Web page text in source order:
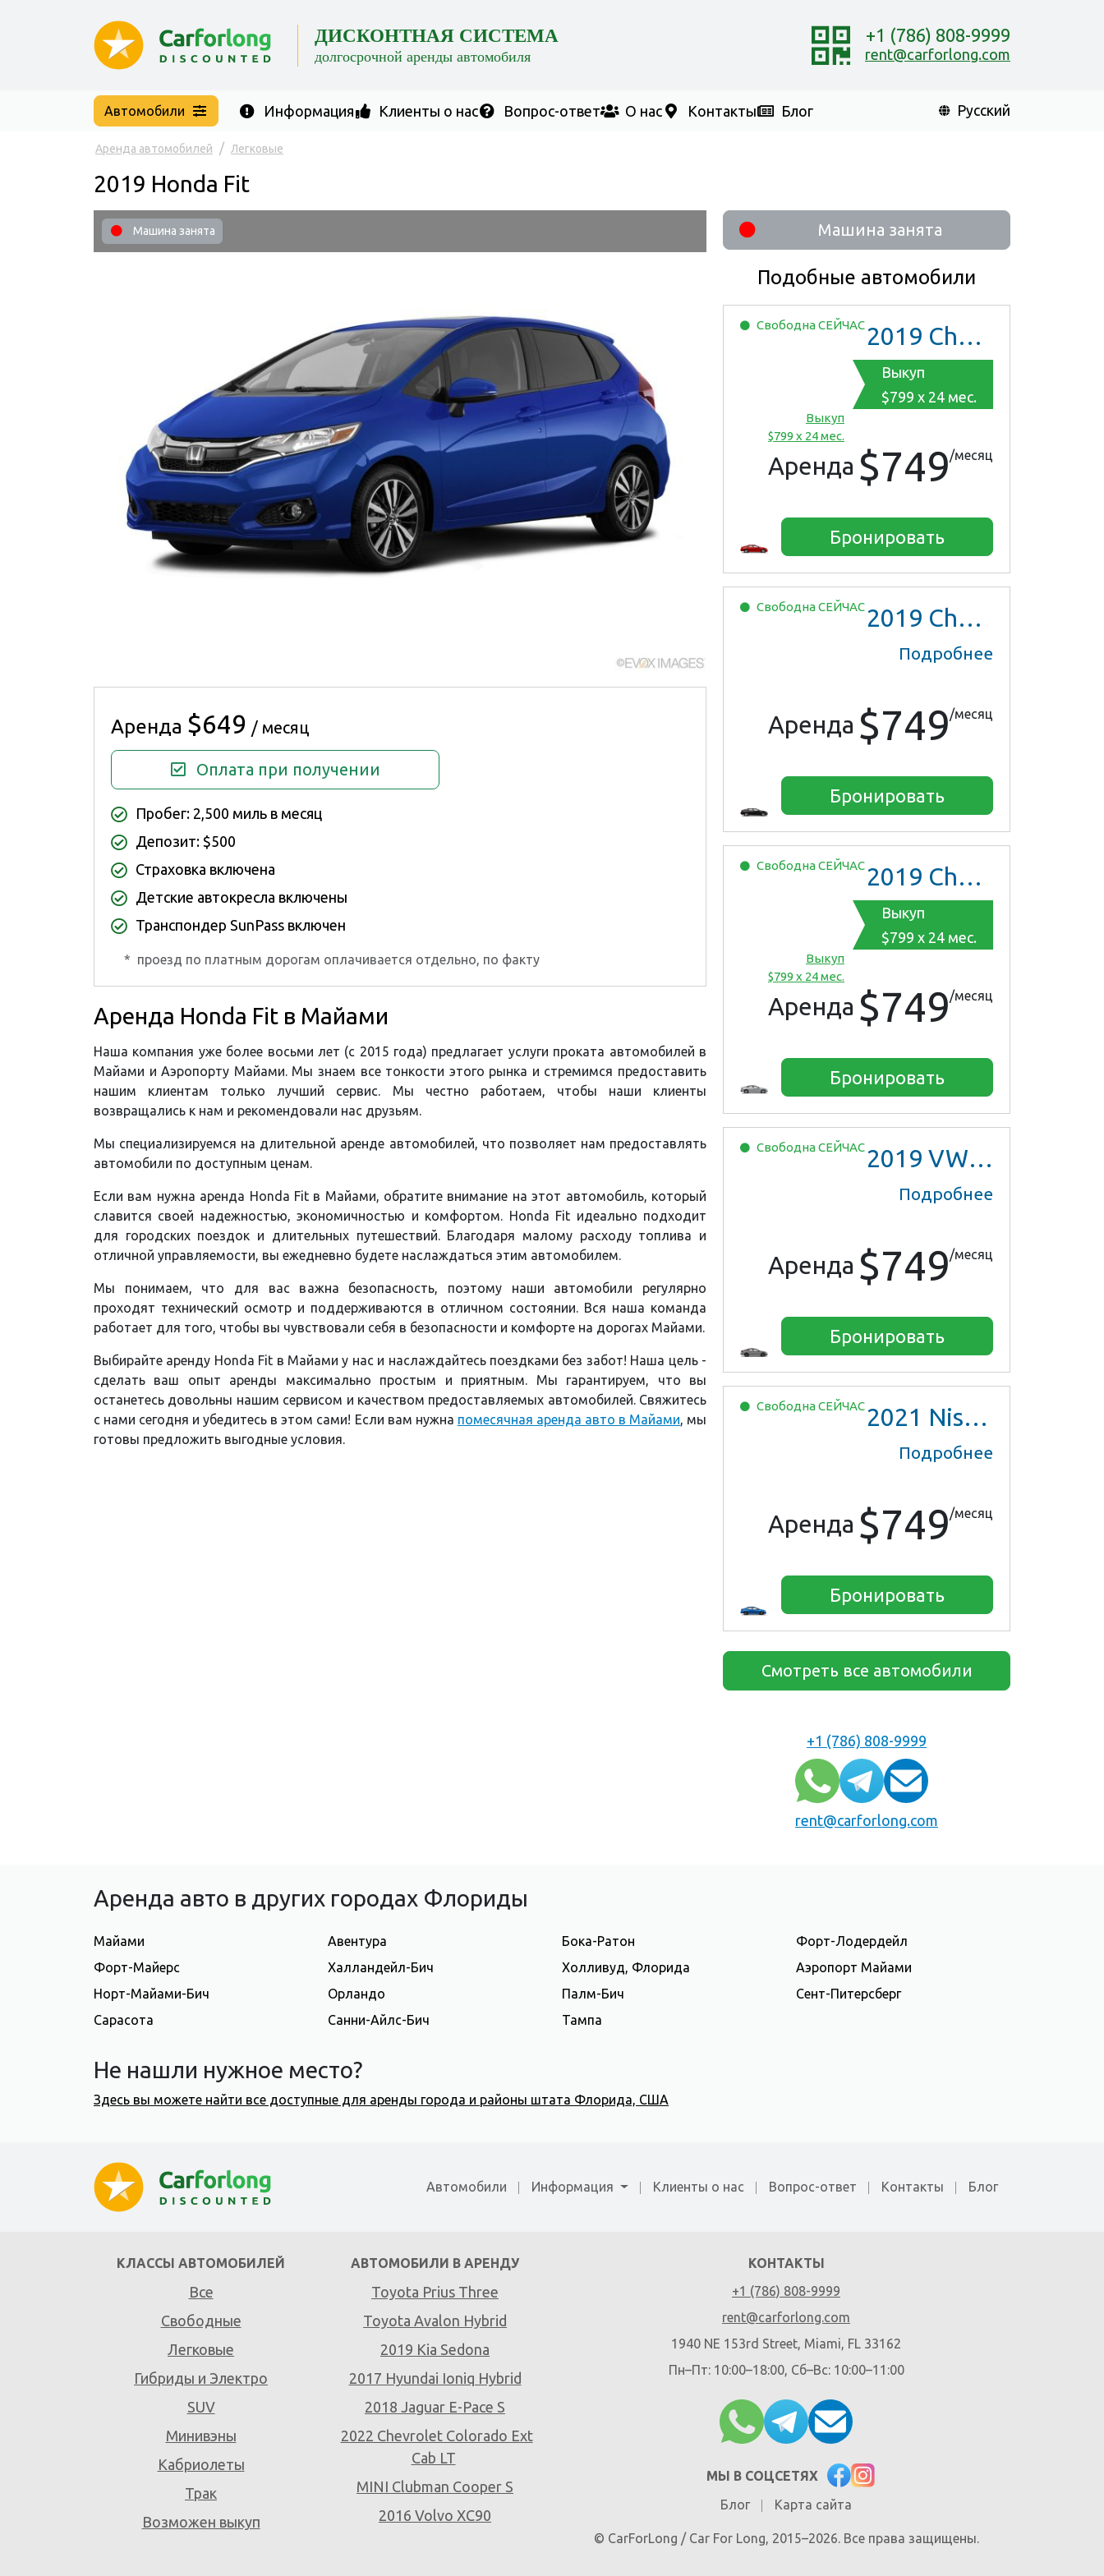
ДИСКОНТНАЯ СИСТЕМА
долгосрочной аренды автомобиля
+1 (786) 808-9999
rent@carforlong.com
Автомобили Информация Клиенты о нас Вопрос-ответ О нас Контакты Блог Русский
Аренда автомобилей Легковые
2019 Honda Fit
Машина занята Машина занята
Подобные автомобили
СвободнаСЕЙЧАС2019 Chevrolet Malibu
Выкуп
$799 x 24 мес.
Выкуп
$799 x 24 мес.
Аренда $749/месяц
Бронировать
СвободнаСЕЙЧАС2019 Chevrolet Malibu
Подробнее
Аренда $749/месяц
Бронировать
СвободнаСЕЙЧАС2019 Chevrolet Malibu
Выкуп
$799 x 24 мес.
Выкуп
$799 x 24 мес.
Аренда $749/месяц
Бронировать
СвободнаСЕЙЧАС2019 VW Jetta
Подробнее
Аренда $749/месяц
Бронировать
СвободнаСЕЙЧАС2021 Nissan Versa SV
Подробнее
Аренда $749/месяц
Бронировать
Смотреть все автомобили
+1 (786) 808-9999
rent@carforlong.com
Аренда $649 / месяц
Оплата при получении
Пробег: 2,500 миль в месяц
Депозит: $500
Страховка включена
Детские автокресла включены
Транспондер SunPass включен
* проезд по платным дорогам оплачивается отдельно, по факту
Аренда Honda Fit в Майами
Наша компания уже более восьми лет (с 2015 года) предлагает услуги проката автомобилей в
Майами и Аэропорту Майами. Мы знаем все тонкости этого рынка и стремимся предоставить
нашим клиентам только лучший сервис. Мы честно работаем, чтобы наши клиенты
возвращались к нам и рекомендовали нас друзьям.
Мы специализируемся на длительной аренде автомобилей, что позволяет нам предоставлять
автомобили по доступным ценам.
Если вам нужна аренда Honda Fit в Майами, обратите внимание на этот автомобиль, который
славится своей надежностью, экономичностью и комфортом. Honda Fit идеально подходит
для городских поездок и длительных путешествий. Благодаря малому расходу топлива и
отличной управляемости, вы ежедневно будете наслаждаться этим автомобилем.
Мы понимаем, что для вас важна безопасность, поэтому наши автомобили регулярно
проходят технический осмотр и поддерживаются в отличном состоянии. Вся наша команда
работает для того, чтобы вы чувствовали себя в безопасности и комфорте на дорогах Майами.
Выбирайте аренду Honda Fit в Майами у нас и наслаждайтесь поездками без забот! Наша цель -
сделать ваш опыт аренды максимально простым и приятным. Мы гарантируем, что вы
останетесь довольны нашим сервисом и качеством предоставляемых автомобилей. Свяжитесь
с нами сегодня и убедитесь в этом сами! Если вам нужна помесячная аренда авто в Майами , мы
готовы предложить выгодные условия.
Аренда авто в других городах Флориды
Майами Авентура Бока-Ратон
Форт-Лодердейл
Форт-Майерс
Халландейл-Бич Холливуд, Флорида
Аэропорт Майами
Норт-Майами-Бич
Орландо Палм-Бич
Сент-Питерсберг
Сарасота
Санни-Айлс-Бич Тампа
Не нашли нужное место?
Здесь вы можете найти все доступные для аренды города и районы штата Флорида, США
Автомобили Информация Клиенты о нас Вопрос-ответ Контакты Блог
КЛАССЫ АВТОМОБИЛЕЙ
Все
Свободные
Легковые
Гибриды и Электро
SUV
Минивэны
Кабриолеты
Трак
Возможен выкуп
АВТОМОБИЛИ В АРЕНДУ
Toyota Prius Three
Toyota Avalon Hybrid
2019 Kia Sedona
2017 Hyundai Ioniq Hybrid
2018 Jaguar E-Pace S
2022 Chevrolet Colorado Ext
Cab LT
MINI Clubman Cooper S
2016 Volvo XC90
КОНТАКТЫ
+1 (786) 808-9999
rent@carforlong.com
1940 NE 153rd Street, Miami, FL 33162
Пн–Пт: 10:00–18:00, Сб–Вс: 10:00–11:00
МЫ В СОЦСЕТЯХ
Блог
Карта сайта
© CarForLong / Car For Long, 2015–2026. Все права защищены.